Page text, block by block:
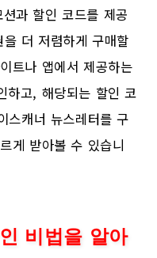
과 할인 코드를 제공
더 저렴하게 구매할
트나 앱에서 제공하는
하고, 해당되는 할인 코
스캐너 뉴스레터를 구
게 받아볼 수 있습니
비법을 알아